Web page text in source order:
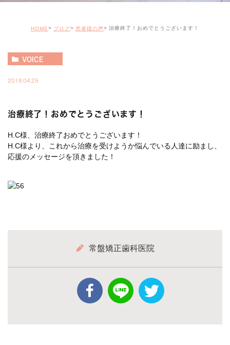
HOME ブログ 患者様の声 治療終了！おめでとうございます！
VOICE
2018.04.25
治療終了！おめでとうございます！
H.C様、治療終了おめでとうございます！
H.C様より、これから治療を受けようか悩んでいる人達に励まし、
応援のメッセージを頂きました！
常盤矯正歯科医院